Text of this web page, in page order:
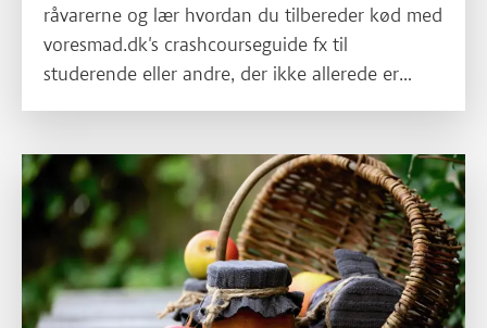
råvarerne og lær hvordan du tilbereder kød med
voresmad.dk's crashcourseguide fx til
studerende eller andre, der ikke allerede er
Læs mere om Syltning